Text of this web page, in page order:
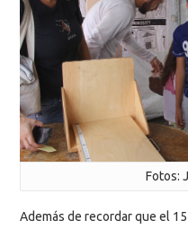
Fotos:
Además de recordar que el